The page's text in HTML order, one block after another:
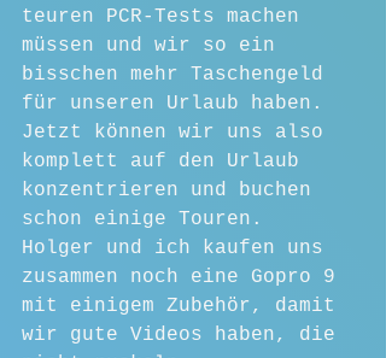
teuren PCR-Tests machen
müssen und wir so ein
bisschen mehr Taschengeld
für unseren Urlaub haben.
Jetzt können wir uns also
komplett auf den Urlaub
konzentrieren und buchen
schon einige Touren.
Holger und ich kaufen uns
zusammen noch eine Gopro 9
mit einigem Zubehör, damit
wir gute Videos haben, die